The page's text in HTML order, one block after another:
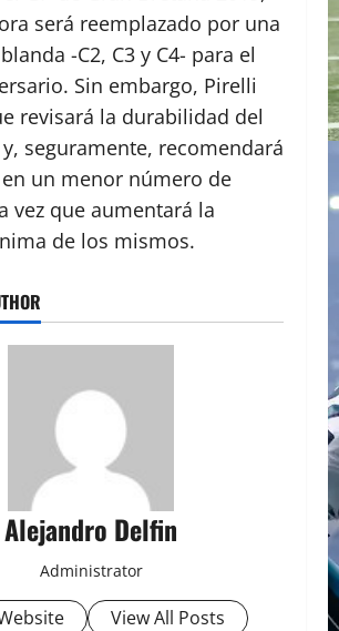
será reemplazado por una
-C2, C3 y C4- para el
Sin embargo, Pirelli
revisará la durabilidad del
seguramente, recomendará
un menor número de
vez que aumentará la
de los mismos.
Alejandro Delfin
Administrator
View All Posts